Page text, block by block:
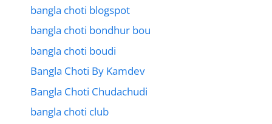
bangla choti blogspot
bangla choti bondhur bou
bangla choti boudi
Bangla Choti By Kamdev
Bangla Choti Chudachudi
bangla choti club